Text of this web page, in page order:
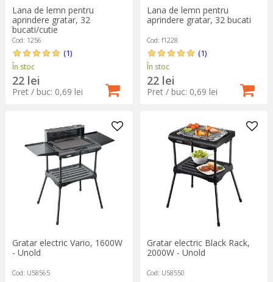
Lana de lemn pentru
aprindere gratar, 32
bucati/cutie
Cod: 1256
(1)
În stoc
22 lei
Pret / buc: 0,69 lei
Lana de lemn pentru
aprindere gratar, 32 bucati
Cod: f1228
(1)
În stoc
22 lei
Pret / buc: 0,69 lei
Gratar electric Vario, 1600W
- Unold
Cod: U58565
Gratar electric Black Rack,
2000W - Unold
Cod: U58550